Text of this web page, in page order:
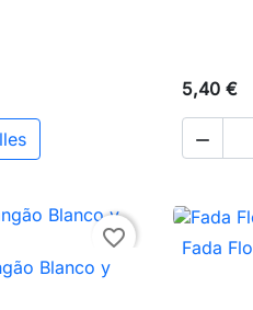
5,40 €

favorite_border
rápidaBlanco y
Fada